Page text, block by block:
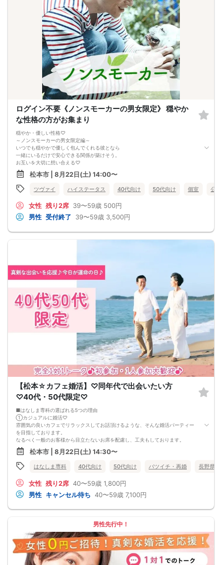
断りずらい…等の気まずさ回避☆
アタックカード[連絡先記入OK]を渡すのはOKです！
※1巡長めor2巡廻り方式開催(当日に参加人数により判断)
☆★女性に安心ルール☆★
連絡先交換はマッチングした方同士のみ
(アプローチカードのみご自身の連絡先を書いて直接お渡しOK)
【注意事項】
@飲食→無し/ミネラルウォーターorお茶のみ1本サービスご提供♪
参加賞にて全員にスイーツ1品おやつプレゼント♪
@現在の人数のお問い合わせは、ルールにて回答出来ないのでご遠慮下さい
@MAX12対12締切/最少催行人数2対2以上
※男女比率±2名以内調整・異常な男女比率は御座いません
@中止判断タイミング→開催当日AM8:00に最少催行人数に満たない場合
【キャンセル規約】
注意事項→オミカレシステム上、よくある「誤って予約した」「予約後すぐにキ
ャンセルした」の理由でもキャンセル料対象だとキャンセル料が発生します。お
間違いがないか日程を今一度ご確認のうえエントリーして下さい
★男性キャンセル規約★
予約後のキャンセルは予約した時点より下記のキャンセル料が発生します
予約時~2日前迄は一律キャンセル料2000円
イベント前日3000円・イベント当日5000円
★女性キャンセル規約★
パーティ予約→木曜PM23:59迄は無料】
ンセル期間でもキャンセル料1500円
ログイン不要《ノンスモーカーの男女限定》 穏やか
な性格の方がお集まり
穏やか・優しい性格♡
～ノンスモーカーの男女限定編～
いつでも穏やかで優しく包んでくれる彼となら
一緒にいるだけで安心できる関係が築けそう。
お互いを大切に想い合える♡
そんな素敵な出会い、してみませんか？
松本市 | 8月22日(土) 14:00〜
ツヴァイ ハイステータス 40代向け 50代向け 個室 公
女性 残り2席 39〜59歳 500円
男性 受付終了 39〜59歳 3,500円
【松本☆カフェ婚活】♡同年代で出会いたい方
♡40代・50代限定♡
■はなしま専科の選ばれる5つの理由
①カジュアルに婚活♡
雰囲気の良いカフェでリラックスしてお話頂けるような、そんな婚活パーティー
を目指しております。
なるべく一般のお客様から目立たないお席を配慮し、工夫もしております。
②1人参加・同伴参加もOK♡
お一人様参加大歓迎！
お友達との同伴参加も、もちろんOKです。
③男女共に参加費を頂いております♡
す。
カフェでの飲食料金も含まれております。
（企画内容によっては、スイーツ付き)
バーベキュー・神社巡り・体験型のパーティーも多数
はなしま専科では、結婚しま専科でのサポートも行っております。
なかなかカップリングしない・・・
デートが難しい・・・
という方も、プロのカウンセラー在籍の、結婚しま専科にてご相談いただき、あ
松本市 | 8月22日(土) 14:30〜
はなしま専科 40代向け 50代向け バツイチ・再婚 長野県
女性 残り2席 40〜59歳 1,800円
男性 キャンセル待ち 40〜59歳 7,100円
男性先行中！